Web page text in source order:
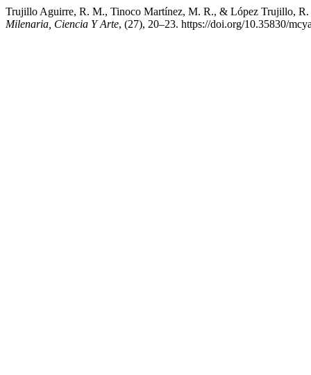
Trujillo Aguirre, R. M., Tinoco Martínez, M. R., & López Trujillo, R.
Milenaria, Ciencia Y Arte, (27), 20–23. https://doi.org/10.35830/